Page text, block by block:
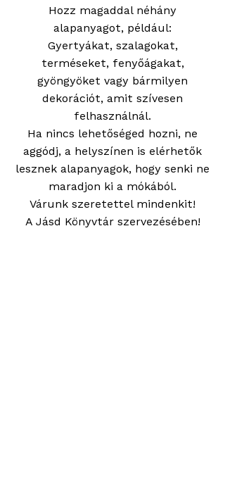
Hozz magaddal néhány
alapanyagot, például:
Gyertyákat, szalagokat,
terméseket, fenyőágakat,
gyöngyöket vagy bármilyen
dekorációt, amit szívesen
felhasználnál.
Ha nincs lehetőséged hozni, ne
aggódj, a helyszínen is elérhetők
lesznek alapanyagok, hogy senki ne
maradjon ki a mókából.
Várunk szeretettel mindenkit!
A Jásd Könyvtár szervezésében!